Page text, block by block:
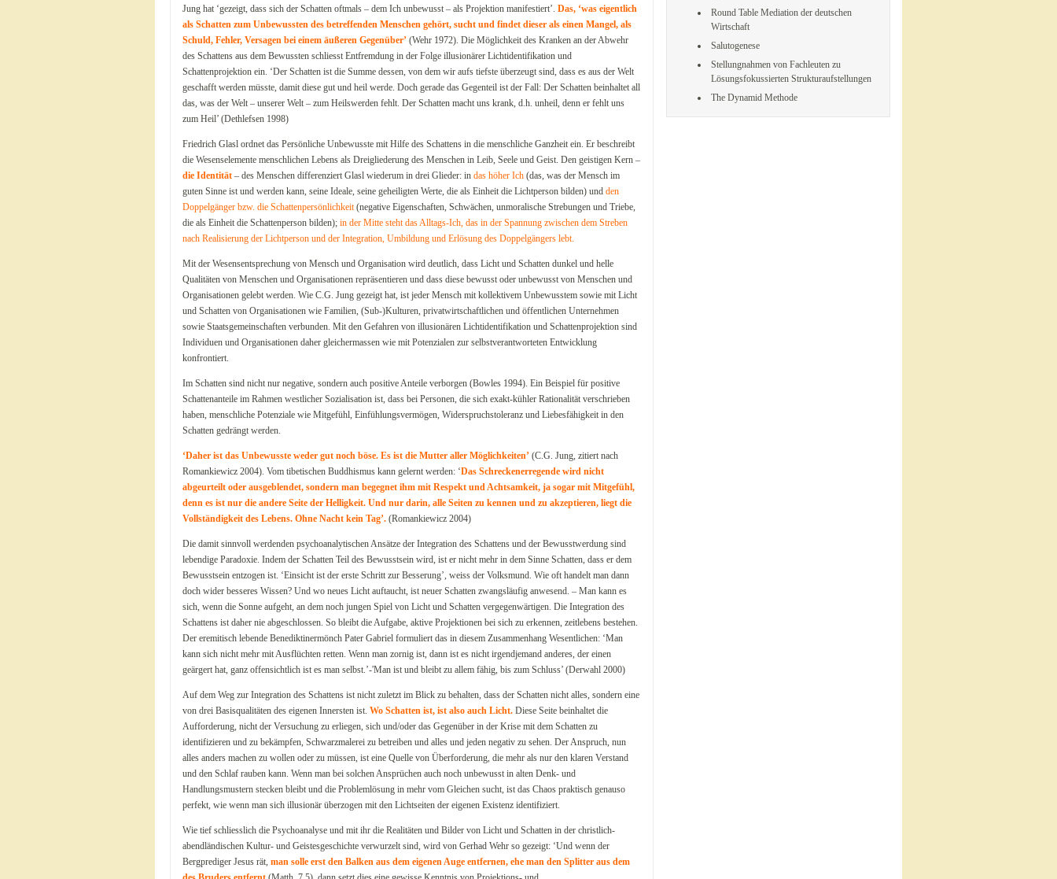
Jung hat ‘gezeigt, dass sich der Schatten oftmals – dem Ich unbewusst – als Projektion manifestiert’. Das, ‘was eigentlich
als Schatten zum Unbewussten des betreffenden Menschen gehört, sucht und findet dieser als einen Mangel, als
Schuld, Fehler, Versagen bei einem äußeren Gegenüber’ (Wehr 1972). Die Möglichkeit des Kranken an der Abwehr
des Schattens aus dem Bewussten schliesst Entfremdung in der Folge illusionärer Lichtidentifikation und
Schattenprojektion ein. ‘Der Schatten ist die Summe dessen, von dem wir aufs tiefste überzeugt sind, dass es aus der Welt
geschafft werden müsste, damit diese gut und heil werde. Doch gerade das Gegenteil ist der Fall: Der Schatten beinhaltet all
das, was der Welt – unserer Welt – zum Heilswerden fehlt. Der Schatten macht uns krank, d.h. unheil, denn er fehlt uns
zum Heil’ (Dethlefsen 1998)
Friedrich Glasl ordnet das Persönliche Unbewusste mit Hilfe des Schattens in die menschliche Ganzheit ein. Er beschreibt
die Wesenselemente menschlichen Lebens als Dreigliederung des Menschen in Leib, Seele und Geist. Den geistigen Kern –
die Identität – des Menschen differenziert Glasl wiederum in drei Glieder: in das höher Ich (das, was der Mensch im
guten Sinne ist und werden kann, seine Ideale, seine geheiligten Werte, die als Einheit die Lichtperson bilden) und den
Doppelgänger bzw. die Schattenpersönlichkeit(negative Eigenschaften, Schwächen, unmoralische Strebungen und Triebe,
die als Einheit die Schattenperson bilden); in der Mitte steht das Alltags-Ich, das in der Spannung zwischen dem Streben
nach Realisierung der Lichtperson und der Integration, Umbildung und Erlösung des Doppelgängers lebt.
Mit der Wesensentsprechung von Mensch und Organisation wird deutlich, dass Licht und Schatten dunkel und helle
Qualitäten von Menschen und Organisationen repräsentieren und dass diese bewusst oder unbewusst von Menschen und
Organisationen gelebt werden. Wie C.G. Jung gezeigt hat, ist jeder Mensch mit kollektivem Unbewusstem sowie mit Licht
und Schatten von Organisationen wie Familien, (Sub-)Kulturen, privatwirtschaftlichen und öffentlichen Unternehmen
sowie Staatsgemeinschaften verbunden. Mit den Gefahren von illusionären Lichtidentifikation und Schattenprojektion sind
Individuen und Organisationen daher gleichermassen wie mit Potenzialen zur selbstverantworteten Entwicklung
konfrontiert.
Im Schatten sind nicht nur negative, sondern auch positive Anteile verborgen (Bowles 1994). Ein Beispiel für positive
Schattenanteile im Rahmen westlicher Sozialisation ist, dass bei Personen, die sich exakt-kühler Rationalität verschrieben
haben, menschliche Potenziale wie Mitgefühl, Einfühlungsvermögen, Widerspruchstoleranz und Liebesfähigkeit in den
Schatten gedrängt werden.
‘Daher ist das Unbewusste weder gut noch böse. Es ist die Mutter aller Möglichkeiten’ (C.G. Jung, zitiert nach
Romankiewicz 2004). Vom tibetischen Buddhismus kann gelernt werden: ‘Das Schreckenerregende wird nicht
abgeurteilt oder ausgeblendet, sondern man begegnet ihm mit Respekt und Achtsamkeit, ja sogar mit Mitgefühl,
denn es ist nur die andere Seite der Helligkeit. Und nur darin, alle Seiten zu kennen und zu akzeptieren, liegt die
Vollständigkeit des Lebens. Ohne Nacht kein Tag’. (Romankiewicz 2004)
Die damit sinnvoll werdenden psychoanalytischen Ansätze der Integration des Schattens und der Bewusstwerdung sind
lebendige Paradoxie. Indem der Schatten Teil des Bewusstsein wird, ist er nicht mehr in dem Sinne Schatten, dass er dem
Bewusstsein entzogen ist. ‘Einsicht ist der erste Schritt zur Besserung’, weiss der Volksmund. Wie oft handelt man dann
doch wider besseres Wissen? Und wo neues Licht auftaucht, ist neuer Schatten zwangsläufig anwesend. – Man kann es
sich, wenn die Sonne aufgeht, an dem noch jungen Spiel von Licht und Schatten vergegenwärtigen. Die Integration des
Schattens ist daher nie abgeschlossen. So bleibt die Aufgabe, aktive Projektionen bei sich zu erkennen, zeitlebens bestehen.
Der eremitisch lebende Benediktinermönch Pater Gabriel formuliert das in diesem Zusammenhang Wesentlichen: ‘Man
kann sich nicht mehr mit Ausflüchten retten. Wenn man zornig ist, dann ist es nicht irgendjemand anderes, der einen
geärgert hat, ganz offensichtlich ist es man selbst.’-'Man ist und bleibt zu allem fähig, bis zum Schluss’ (Derwahl 2000)
Auf dem Weg zur Integration des Schattens ist nicht zuletzt im Blick zu behalten, dass der Schatten nicht alles, sondern eine
von drei Basisqualitäten des eigenen Innersten ist. Wo Schatten ist, ist also auch Licht. Diese Seite beinhaltet die
Aufforderung, nicht der Versuchung zu erliegen, sich und/oder das Gegenüber in der Krise mit dem Schatten zu
identifizieren und zu bekämpfen, Schwarzmalerei zu betreiben und alles und jeden negativ zu sehen. Der Anspruch, nun
alles anders machen zu wollen oder zu müssen, ist eine Quelle von Überforderung, die mehr als nur den klaren Verstand
und den Schlaf rauben kann. Wenn man bei solchen Ansprüchen auch noch unbewusst in alten Denk- und
Handlungsmustern stecken bleibt und die Problemlösung in mehr vom Gleichen sucht, ist das Chaos praktisch genauso
perfekt, wie wenn man sich illusionär überzogen mit den Lichtseiten der eigenen Existenz identifiziert.
Wie tief schliesslich die Psychoanalyse und mit ihr die Realitäten und Bilder von Licht und Schatten in der christlich-
abendländischen Kultur- und Geistesgeschichte verwurzelt sind, wird von Gerhad Wehr so gezeigt: ‘Und wenn der
Bergprediger Jesus rät, man solle erst den Balken aus dem eigenen Auge entfernen, ehe man den Splitter aus dem
Round Table Mediation der deutschen
Wirtschaft
Salutogenese
Stellungnahmen von Fachleuten zu
Lösungsfokussierten Strukturaufstellungen
The Dynamid Methode